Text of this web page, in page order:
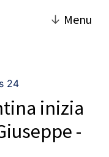
↓ Menu
24
inizia
-